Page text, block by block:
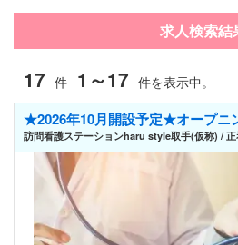
求人検索結
17 件 1～17 件を表示中。
★2026年10月開設予定★オープニ
訪問看護ステーションharu style取手(仮称) / 正